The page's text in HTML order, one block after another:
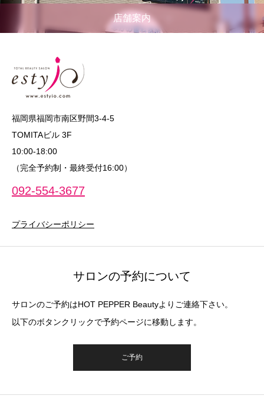
店舗案内
福岡県福岡市南区野間3-4-5
TOMITAビル 3F
10:00‐18:00
（完全予約制・最終受付16:00）
092-554-3677
プライバシーポリシー
サロンの予約について
サロンのご予約はHOT PEPPER Beautyよりご連絡下さい。
以下のボタンクリックで予約ページに移動します。
ご予約